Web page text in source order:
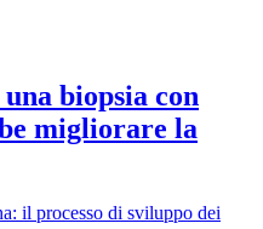
biopsia con
migliorare la